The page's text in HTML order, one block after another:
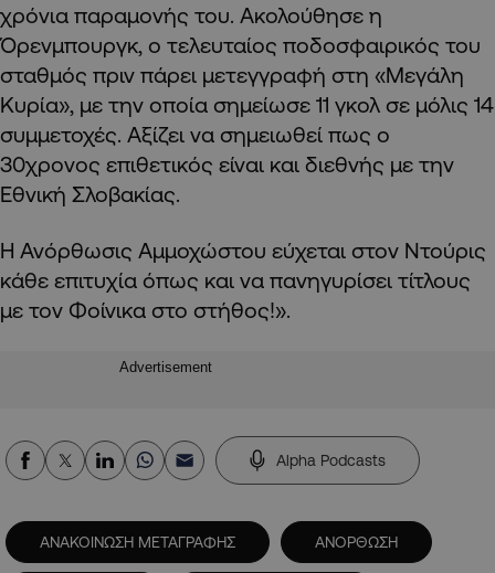
χρόνια παραμονής του. Ακολούθησε η
Όρενμπουργκ, ο τελευταίος ποδοσφαιρικός του
σταθμός πριν πάρει μετεγγραφή στη «Μεγάλη
Κυρία», με την οποία σημείωσε 11 γκολ σε μόλις 14
συμμετοχές. Αξίζει να σημειωθεί πως ο
30χρονος επιθετικός είναι και διεθνής με την
Εθνική Σλοβακίας.
Η Ανόρθωσις Αμμοχώστου εύχεται στον Ντούρις
κάθε επιτυχία όπως και να πανηγυρίσει τίτλους
με τον Φοίνικα στο στήθος!».
Advertisement
Alpha Podcasts
ΑΝΑΚΟΙΝΩΣΗ ΜΕΤΑΓΡΑΦΗΣ ΑΝΟΡΘΩΣΗ